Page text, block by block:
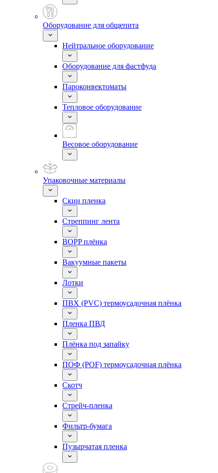
Оборудование для общепита
Нейтральное оборудование
Оборудование для фастфуда
Пароконвектоматы
Тепловое оборудование
Весовое оборудование
Упаковочные материалы
Скин пленка
Стреппинг лента
BOPP плёнка
Вакуумные пакеты
Лотки
ПВХ (PVC) термоусадочная плёнка
Пленка ПВД
Плёнка под запайку
ПОФ (POF) термоусадочная плёнка
Скотч
Стрейч-пленка
Фильтр-бумага
Пузырчатая пленка